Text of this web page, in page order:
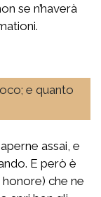
se n’haverà
e quanto
assai, e
E però è
che ne